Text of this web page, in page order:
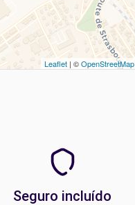
Leaflet | ©OpenStreetMap
Seguro incluído